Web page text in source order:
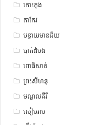
កោះកុង
តាកែវ
បន្ទាយមានជ័យ
បាត់ដំបង
ពោធិសាត់
ព្រះសីហនុ
មណ្ឌលគីរី
សៀមរាប